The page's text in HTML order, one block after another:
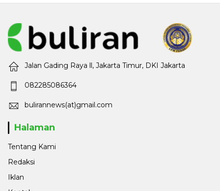
Jalan Gading Raya ll, Jakarta Timur, DKI Jakarta
082285086364
bulirannews(at)gmail.com
Halaman
Tentang Kami
Redaksi
Iklan